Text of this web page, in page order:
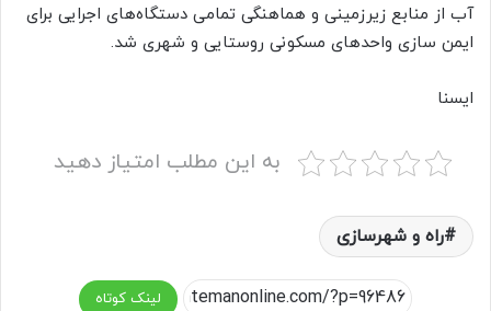
آب از منابع زیرزمینی و هماهنگی تمامی دستگاه‌های اجرایی برای
ایمن سازی واحدهای مسکونی روستایی و شهری شد.
ایسنا
به این مطلب امتیاز دهید
راه و شهرسازی
لینک کوتاه